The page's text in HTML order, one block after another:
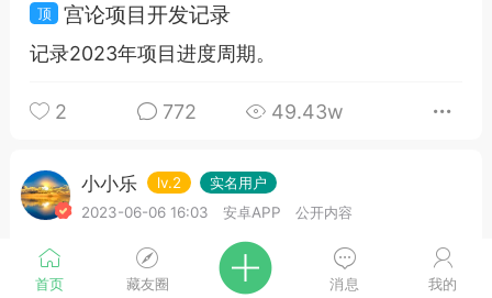
首页 藏友圈 消息 我的
宫论项目开发记录
记录2023年项目进度周期。
2 772 49.43w
小小乐 lv.2
实名用户
2023-06-06 16:03
安卓APP 公开内容
文章测试